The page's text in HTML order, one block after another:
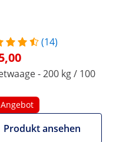
(14)
- 200 kg / 100
Produkt ansehen